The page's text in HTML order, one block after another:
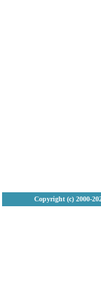
Copyright (с) 2000-